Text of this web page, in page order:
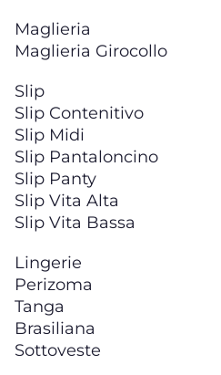
Maglieria
Maglieria Girocollo
Slip
Slip Contenitivo
Slip Midi
Slip Pantaloncino
Slip Panty
Slip Vita Alta
Slip Vita Bassa
Lingerie
Perizoma
Tanga
Brasiliana
Sottoveste